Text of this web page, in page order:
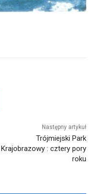
Następny artykuł
Trójmiejski Park
Krajobrazowy : cztery pory
roku